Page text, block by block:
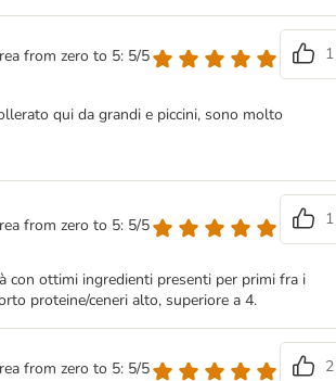
from zero to 5: 5/5
1
qui da grandi e piccini, sono molto
from zero to 5: 5/5
1
con ottimi ingredienti presenti per primi fra i
proteine/ceneri alto, superiore a 4.
from zero to 5: 5/5
2